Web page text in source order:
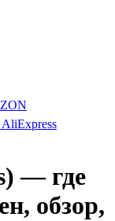
— где
обзор,